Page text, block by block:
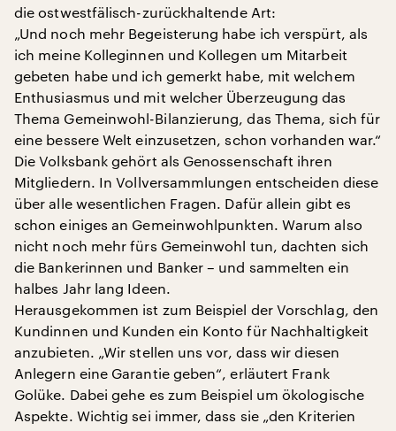
die ostwestfälisch-zurückhaltende Art:
„Und noch mehr Begeisterung habe ich verspürt, als
ich meine Kolleginnen und Kollegen um Mitarbeit
gebeten habe und ich gemerkt habe, mit welchem
Enthusiasmus und mit welcher Überzeugung das
Thema Gemeinwohl-Bilanzierung, das Thema, sich für
eine bessere Welt einzusetzen, schon vorhanden war.“
Die Volksbank gehört als Genossenschaft ihren
Mitgliedern. In Vollversammlungen entscheiden diese
über alle wesentlichen Fragen. Dafür allein gibt es
schon einiges an Gemeinwohlpunkten. Warum also
nicht noch mehr fürs Gemeinwohl tun, dachten sich
die Bankerinnen und Banker – und sammelten ein
halbes Jahr lang Ideen.
Herausgekommen ist zum Beispiel der Vorschlag, den
Kundinnen und Kunden ein Konto für Nachhaltigkeit
anzubieten. „Wir stellen uns vor, dass wir diesen
Anlegern eine Garantie geben“, erläutert Frank
Golüke. Dabei gehe es zum Beispiel um ökologische
Aspekte. Wichtig sei immer, dass sie „den Kriterien